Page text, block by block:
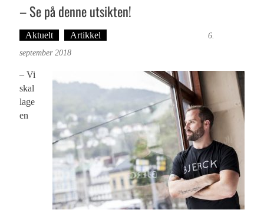
– Se på denne utsikten!
Aktuelt Artikkel
6.
september 2018
– Vi
skal
lage
en